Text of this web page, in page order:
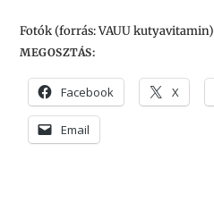
Fotók (forrás: VAUU kutyavitamin)
MEGOSZTÁS:
Facebook X
Email